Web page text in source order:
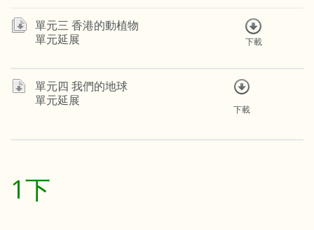
單元三 香港的動植物
單元延展
下載
單元四 我們的地球
單元延展
下載
1下